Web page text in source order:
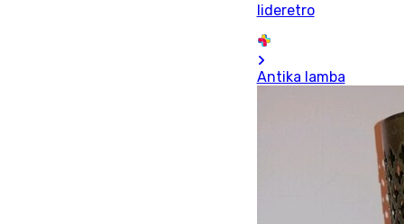
lideretro
Antika lamba